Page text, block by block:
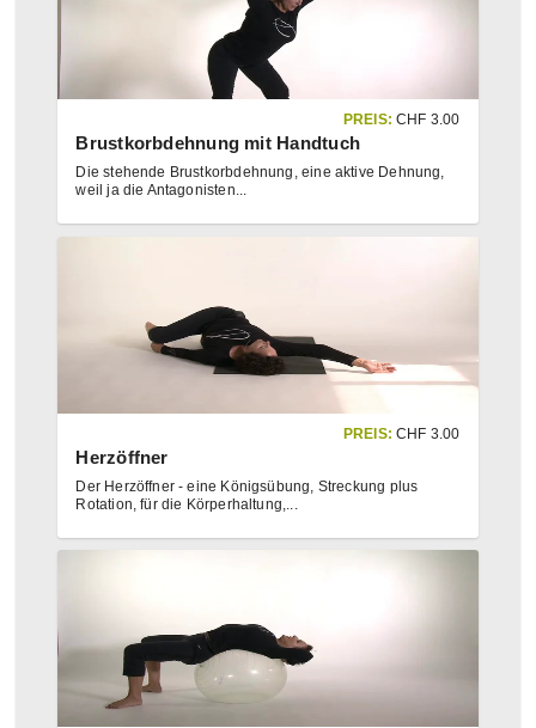
PREIS: CHF 3.00
Brustkorbdehnung mit Handtuch
Die stehende Brustkorbdehnung, eine aktive Dehnung,
weil ja die Antagonisten...
PREIS: CHF 3.00
Herzöffner
Der Herzöffner - eine Königsübung, Streckung plus
Rotation, für die Körperhaltung,